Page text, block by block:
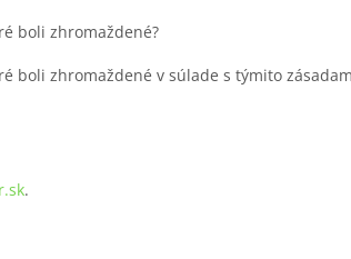
boli zhromaždené?
boli zhromaždené v súlade s týmito
.